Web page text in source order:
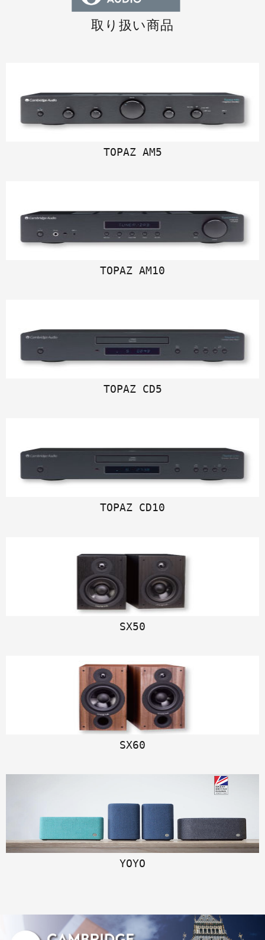
取り扱い商品
TOPAZ AM5
TOPAZ AM10
TOPAZ CD5
TOPAZ CD10
SX50
SX60
YOYO